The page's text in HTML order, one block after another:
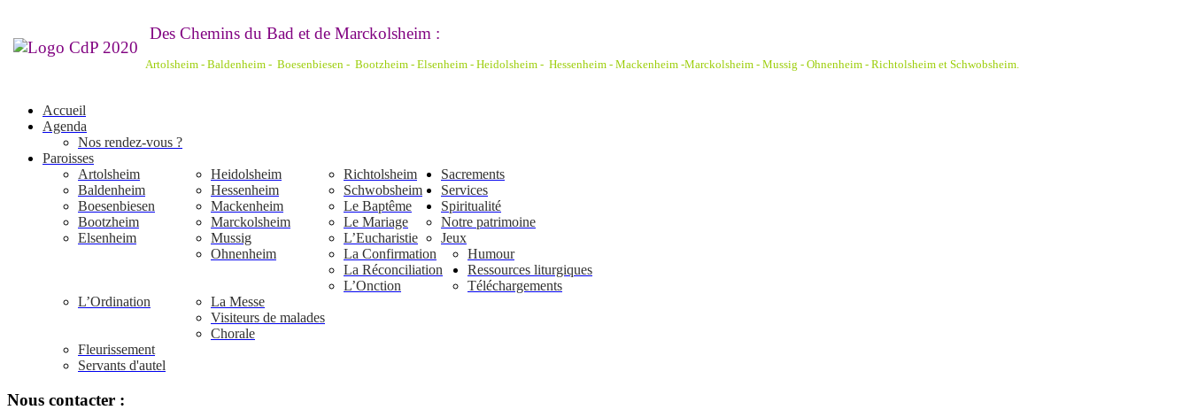
Des Chemins du Bad et de Marckolsheim :
Artolsheim - Baldenheim - Boesenbiesen - Bootzheim - Elsenheim - Heidolsheim - Hessenheim - Mackenheim -Marckolsheim - Mussig - Ohnenheim - Richtolsheim et Schwobsheim.
Accueil
Agenda
Nos rendez-vous ?
Paroisses
Artolsheim
Baldenheim
Boesenbiesen
Bootzheim
Elsenheim
Heidolsheim
Hessenheim
Mackenheim
Marckolsheim
Mussig
Ohnenheim
Richtolsheim
Schwobsheim
Sacrements
Le Baptême
Le Mariage
L’Eucharistie
La Confirmation
La Réconciliation
L’Onction
L’Ordination
Services
La Messe
Visiteurs de malades
Chorale
Fleurissement
Servants d'autel
Spiritualité
Notre patrimoine
Jeux
Humour
Ressources liturgiques
Téléchargements
Nous contacter :